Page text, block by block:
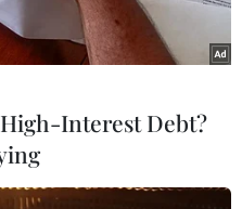
Interest Debt?